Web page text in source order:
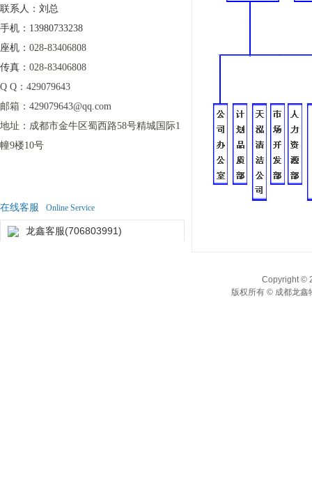
联系人：刘总
手机：13980733238
座机： 028-83406808
传真： 028-83406808
Q Q： 429079643
邮箱： 429079643@qq.com
地址： 成都市金牛区蜀西路58号精城国际1
幢9楼10号
在线客服 Online Service
龙鑫客服(706803991)
Copyright ©
版权所有 © 成都龙